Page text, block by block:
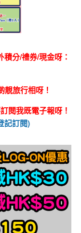
分/禮券/現金呀：
靚旅行相呀！
閱我既電子報呀！
記訂閱)